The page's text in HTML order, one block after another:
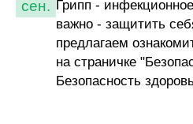
сен. Грипп -
важно - защитить
предлагаем
на страничке
Безопасность